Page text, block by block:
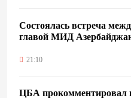
Состоялась встреча
главой МИД
21:10
ЦБА прокомментировал